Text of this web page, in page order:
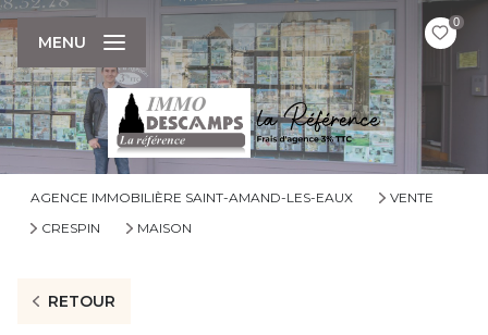
0
MENU
AGENCE IMMOBILIÈRE SAINT-AMAND-LES-EAUX
VENTE
CRESPIN
MAISON
RETOUR